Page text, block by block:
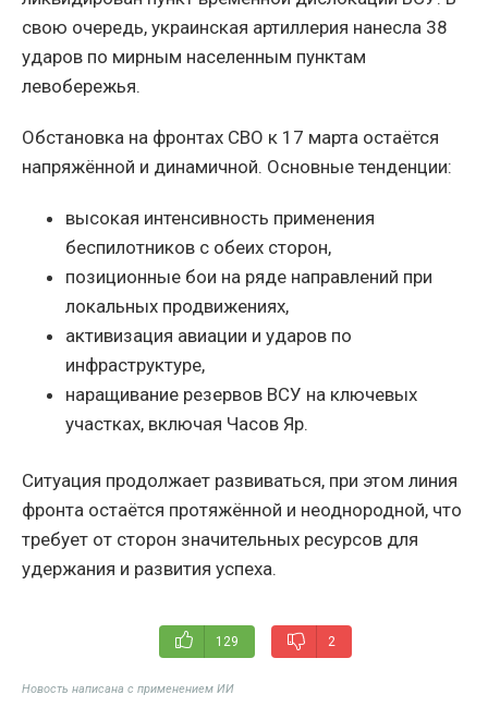
свою очередь, украинская артиллерия нанесла 38
ударов по мирным населенным пунктам
левобережья.
Обстановка на фронтах СВО к 17 марта остаётся
напряжённой и динамичной. Основные тенденции:
высокая интенсивность применения
беспилотников с обеих сторон,
позиционные бои на ряде направлений при
локальных продвижениях,
активизация авиации и ударов по
инфраструктуре,
наращивание резервов ВСУ на ключевых
участках, включая Часов Яр.
Ситуация продолжает развиваться, при этом линия
фронта остаётся протяжённой и неоднородной, что
требует от сторон значительных ресурсов для
удержания и развития успеха.
129 2
Новость написана с применением ИИ